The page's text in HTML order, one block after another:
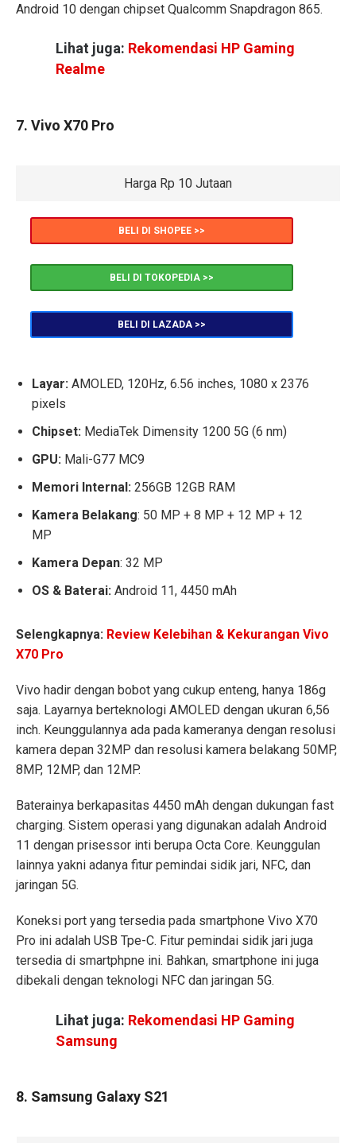
Android 10 dengan chipset Qualcomm Snapdragon 865.
Lihat juga: Rekomendasi HP Gaming
Realme
7. Vivo X70 Pro
Harga Rp 10 Jutaan
BELI DI SHOPEE >>
BELI DI TOKOPEDIA >>
BELI DI LAZADA >>
Layar: AMOLED, 120Hz, 6.56 inches, 1080 x 2376
pixels
Chipset: MediaTek Dimensity 1200 5G (6 nm)
GPU: Mali-G77 MC9
Memori Internal: 256GB 12GB RAM
Kamera Belakang: 50 MP + 8 MP + 12 MP + 12
MP
Kamera Depan: 32 MP
OS & Baterai: Android 11, 4450 mAh
Selengkapnya: Review Kelebihan & Kekurangan Vivo
X70 Pro
Vivo hadir dengan bobot yang cukup enteng, hanya 186g
saja. Layarnya berteknologi AMOLED dengan ukuran 6,56
inch. Keunggulannya ada pada kameranya dengan resolusi
kamera depan 32MP dan resolusi kamera belakang 50MP,
8MP, 12MP, dan 12MP.
Baterainya berkapasitas 4450 mAh dengan dukungan fast
charging. Sistem operasi yang digunakan adalah Android
11 dengan prisessor inti berupa Octa Core. Keunggulan
lainnya yakni adanya fitur pemindai sidik jari, NFC, dan
jaringan 5G.
Koneksi port yang tersedia pada smartphone Vivo X70
Pro ini adalah USB Tpe-C. Fitur pemindai sidik jari juga
tersedia di smartphpne ini. Bahkan, smartphone ini juga
dibekali dengan teknologi NFC dan jaringan 5G.
Lihat juga: Rekomendasi HP Gaming
Samsung
8. Samsung Galaxy S21